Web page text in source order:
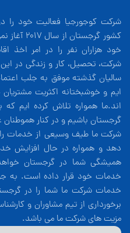
شرکت کوجورجیا فعالیت خود را
کشور
خود هزاران نفر را در امر اخذ
شرکت، تحصیل، کار و زندگی در
سالیان گذشته موفق به جلب
ایم و خوشبختانه اکثریت
اند.ما همواره تلاش کرده ایم
گرجستان باشیم و در کنار هموطنان
شرکت ما طیف وسیعی از خدمات را
دهد و همواره در حال افزایش
همیشگی شما در گرجستان
خدمات خود قرار داده است. به
خدمات شرکت ما شما را در
برخورداری از تیم مشاوران و
مزیت های شرکت ما می باشد.